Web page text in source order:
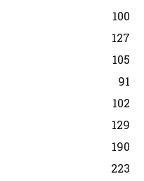
100
127
105
91
102
129
190
223